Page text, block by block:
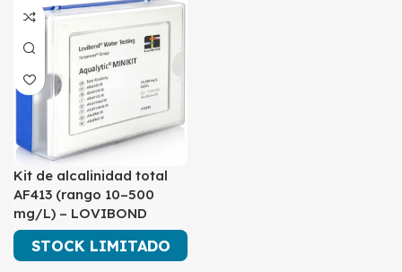
Kit de alcalinidad total
AF413 (rango 10–500
mg/L) – LOVIBOND
STOCK LIMITADO